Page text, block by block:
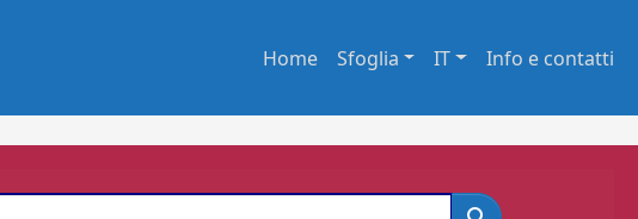
Home Sfoglia IT Info e contatti